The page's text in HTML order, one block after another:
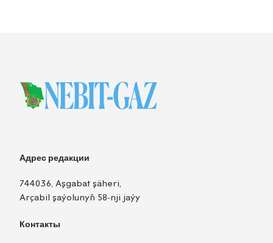
Адрес редакции
744036, Aşgabat şäheri,
Arçabil şaýolunyň 58-nji jaýy
Контакты